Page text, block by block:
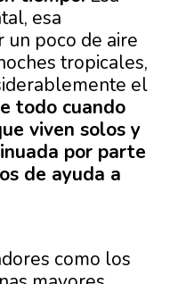
esa
un poco de aire
tropicales,
el
todo cuando
viven solos y
por parte
de ayuda a
como los